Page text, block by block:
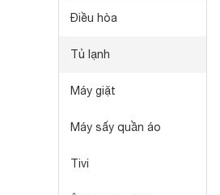
Điều hòa
Tủ lạnh
Máy giặt
Máy sấy quần áo
Tivi